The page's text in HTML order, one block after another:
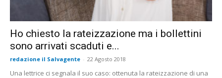
Ho chiesto la rateizzazione ma i bollettini
sono arrivati scaduti e...
redazione il Salvagente - 22 Agosto 2018
Una lettrice ci segnala il suo caso: ottenuta la rateizzazione di una